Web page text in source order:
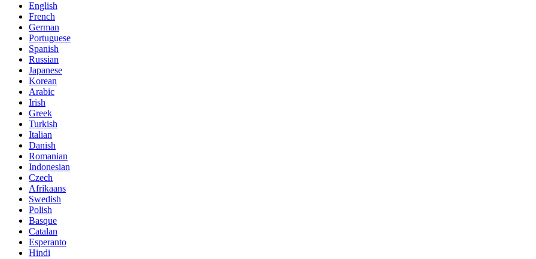
English
French
German
Portuguese
Spanish
Russian
Japanese
Korean
Arabic
Irish
Greek
Turkish
Italian
Danish
Romanian
Indonesian
Czech
Afrikaans
Swedish
Polish
Basque
Catalan
Esperanto
Hindi